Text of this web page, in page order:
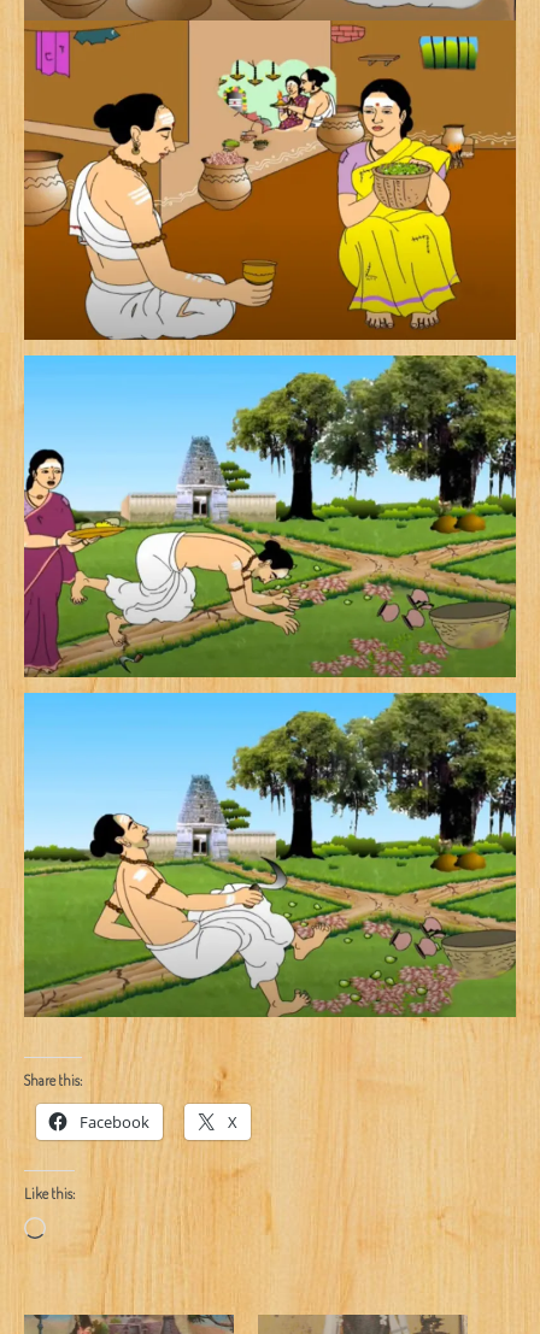
Share this:
Facebook X
Like this:
Loading…